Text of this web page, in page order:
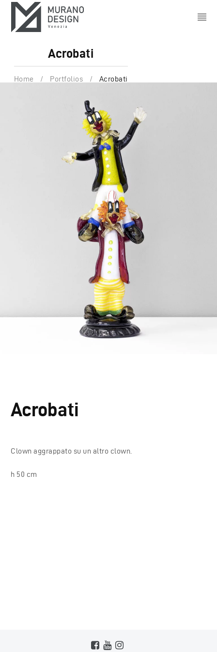
Acrobati
Home / Portfolios / Acrobati
Acrobati
Clown aggrappato su un altro clown.
h 50 cm